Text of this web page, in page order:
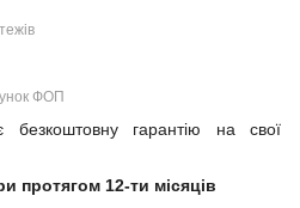
ФОП
безкоштовну гарантію на свої
протягом 12-ти місяців